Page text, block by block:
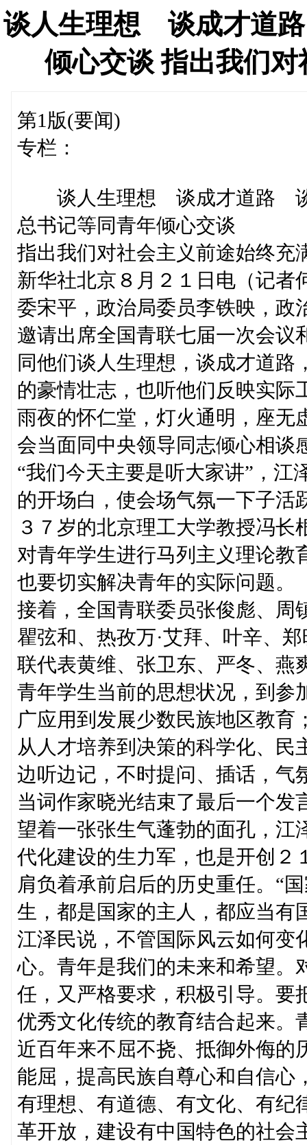
谈人生理想 谈成才道
倾心交谈 指出我们
第1版(要闻)
专栏：
谈人生理想 谈成才道路 谈
总书记等同青年倾心交谈
指出我们对社会主义前途始终充
新华社北京８月２１日电（记者
委宋平，政治局委员李铁映，政
邀请出席全国青联七届一次会议
同他们谈人生理想，谈成才道
的豪情壮志，也听他们反映实际
雨夜的怀仁堂，灯火通明，座无
会当面同中央领导同志倾心相谈
“我们今天主要是听大家讲”，江
的开场白，使会场气氛一下子活
３７岁的北京理工大学教授冯
对青年学生进行马列主义理论教
也要切实解决青年的实际问题。
接着，全国青联委员张俊彪、周
瞿弦和、热孜万·艾拜、叶辛、
联代表黄维、张卫东、严冬、燕
青年学生当前的思想状况，到参
广应用到发展少数民族地区教育
从人才培养到决策的科学化、民
边听边记，不时提问、插话，气
当词作家晓光结束了最后一个发
望着一张张生气蓬勃的面孔，江
代化建设的生力军，也是开创２
肩负着承前启后的历史重任。“
生，都是国家的主人，都应当有
江泽民说，不管国际风云如何变
心。青年是我们的未来和希望。
任，又严格要求，积极引导。要
优秀文化传统的教育结合起来。
近百年来不屈不挠、抵御外侮的
能屈，提高民族自尊心和自信心
有理想、有道德、有文化、有纪
革开放，建设有中国特色的社会